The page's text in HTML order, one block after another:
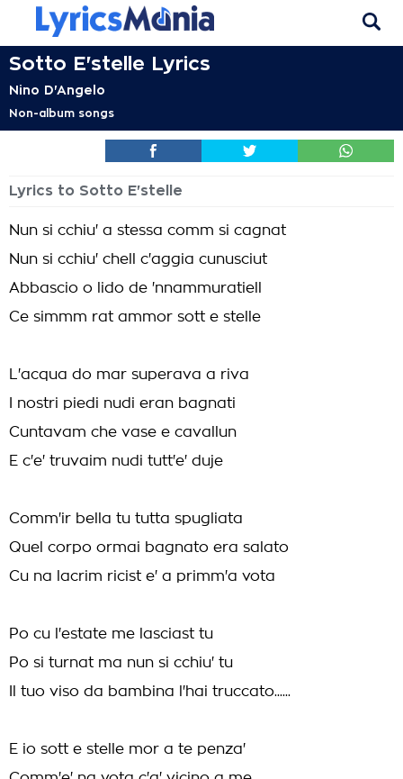
Sotto E'stelle Lyrics
Nino D'Angelo
Non-album songs
Lyrics to Sotto E'stelle
Nun si cchiu' a stessa comm si cagnat
Nun si cchiu' chell c'aggia cunusciut
Abbascio o lido de 'nnammuratiell
Ce simmm rat ammor sott e stelle
L'acqua do mar superava a riva
I nostri piedi nudi eran bagnati
Cuntavam che vase e cavallun
E c'e' truvaim nudi tutt'e' duje
Comm'ir bella tu tutta spugliata
Quel corpo ormai bagnato era salato
Cu na lacrim ricist e' a primm'a vota
Po cu l'estate me lasciast tu
Po si turnat ma nun si cchiu' tu
Il tuo viso da bambina l'hai truccato......
E io sott e stelle mor a te penza'